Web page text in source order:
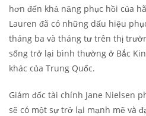
hơn đến khả năng phục hồi của
Lauren đã có những dấu hiệu
tháng ba và tháng tư trên thị
sống trở lại bình thường ở Bắc
khác của Trung Quốc.
Giám đốc tài chính Jane Nielsen
sẽ có một sự trở lại mạnh mẽ và